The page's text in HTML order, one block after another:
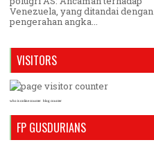
Venezuela, yang ditandai dengan
pengerahan angka...
VISITORS
who is online counter blog counter
FP GUSDURIANS